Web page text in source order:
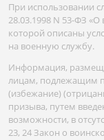
При использовании
28.03.1998 N 53-ФЗ
которой описаны
на военную службу.
Информация,
лицам, подлежащим
(избежание)
призыва, путем
возможности, в
23, 24 Закон о